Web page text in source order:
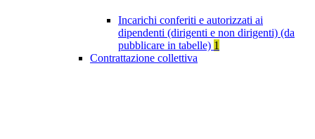
Incarichi conferiti e autorizzati ai
dipendenti (dirigenti e non dirigenti) (da
pubblicare in tabelle) 1
Contrattazione collettiva